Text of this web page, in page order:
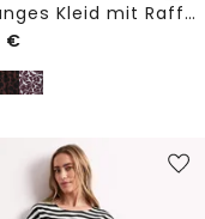
Knielanges Kleid mit Raffung
€